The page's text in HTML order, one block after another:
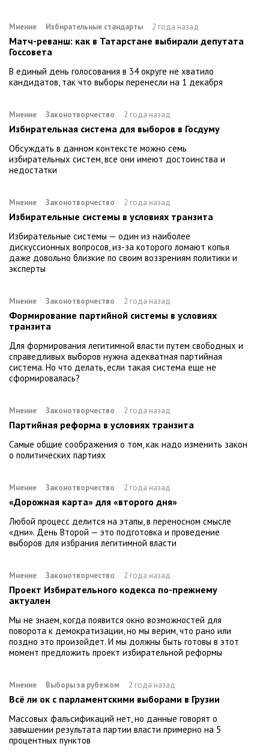
Мнение Избирательные стандарты 2 года назад
Матч-реванш: как в Татарстане выбирали депутата
Госсовета
В единый день голосования в 34 округе не хватило
кандидатов, так что выборы перенесли на 1 декабря
Мнение Законотворчество 2 года назад
Избирательная система для выборов в Госдуму
Обсуждать в данном контексте можно семь
избирательных систем, все они имеют достоинства и
недостатки
Мнение Законотворчество 2 года назад
Избирательные системы в условиях транзита
Избирательные системы — один из наиболее
дискуссионных вопросов, из-за которого ломают копья
даже довольно близкие по своим воззрениям политики и
эксперты
Мнение Законотворчество 2 года назад
Формирование партийной системы в условиях
транзита
Для формирования легитимной власти путем свободных и
справедливых выборов нужна адекватная партийная
система. Но что делать, если такая система еще не
сформировалась?
Мнение Законотворчество 2 года назад
Партийная реформа в условиях транзита
Самые общие соображения о том, как надо изменить закон
о политических партиях
Мнение Законотворчество 2 года назад
«Дорожная карта» для «второго дня»
Любой процесс делится на этапы, в переносном смысле
«дни». День Второй — это подготовка и проведение
выборов для избрания легитимной власти
Мнение Законотворчество 2 года назад
Проект Избирательного кодекса по-прежнему
актуален
Мы не знаем, когда появится окно возможностей для
поворота к демократизации, но мы верим, что рано или
поздно это произойдет. И мы должны быть готовы в этот
момент предложить проект избирательной реформы
Мнение Выборы за рубежом 2 года назад
Всё ли ок с парламентскими выборами в Грузии
Массовых фальсификаций нет, но данные говорят о
завышении результата партии власти примерно на 5
процентных пунктов